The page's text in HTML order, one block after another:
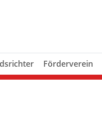
Förderverein